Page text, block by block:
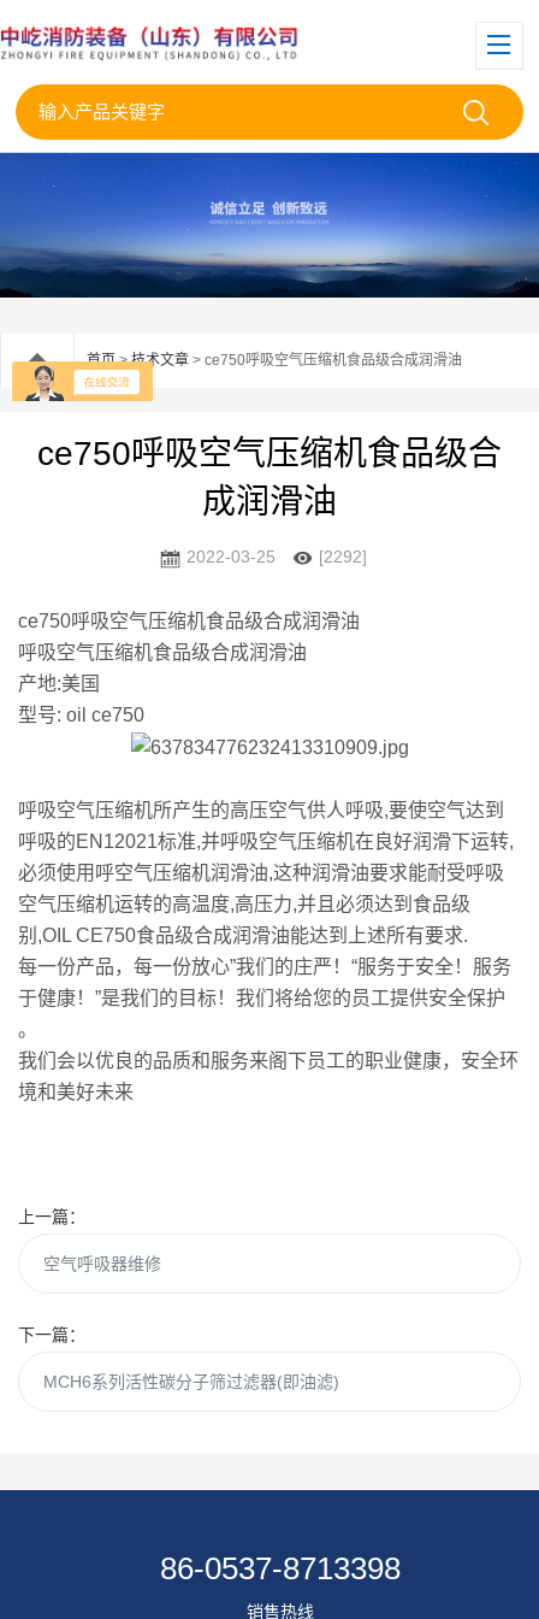
首页>技术文章 > ce750呼吸空气压缩机食品级合成润滑油
ce750呼吸空气压缩机食品级合
成润滑油
2022-03-25 [2292]
ce750呼吸空气压缩机食品级合成润滑油
呼吸空气压缩机食品级合成润滑油
产地:美国
型号: oil ce750
呼吸空气压缩机所产生的高压空气供人呼吸,要使空气达到
呼吸的EN12021标准,并呼吸空气压缩机在良好润滑下运转,
必须使用呼空气压缩机润滑油,这种润滑油要求能耐受呼吸
空气压缩机运转的高温度,高压力,并且必须达到食品级
别,OIL CE750食品级合成润滑油能达到上述所有要求.
每一份产品，每一份放心”我们的庄严！“服务于安全！服务
于健康！”是我们的目标！我们将给您的员工提供安全保护
。
我们会以优良的品质和服务来阁下员工的职业健康，安全环
境和美好未来
上一篇：
空气呼吸器维修
下一篇：
MCH6系列活性碳分子筛过滤器(即油滤)
86-0537-8713398
销售热线